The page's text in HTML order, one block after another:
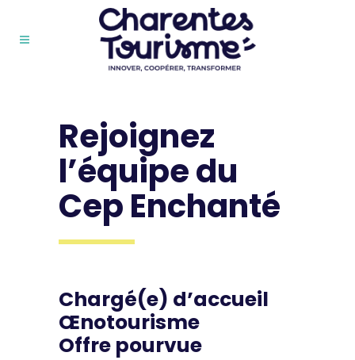
Rejoignez
l’équipe du
Cep Enchanté
Chargé(e) d’accueil
Œnotourisme
Offre pourvue